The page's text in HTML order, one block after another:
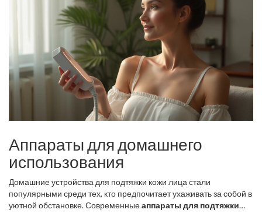
внешний вид без необходимости в длительной реабилитации и
хирургическом вмешательстве.
Аппараты для домашнего
использования
Домашние устройства для подтяжки кожи лица стали
популярными среди тех, кто предпочитает ухаживать за собой в
уютной обстановке. Современныеаппараты для подтяжки